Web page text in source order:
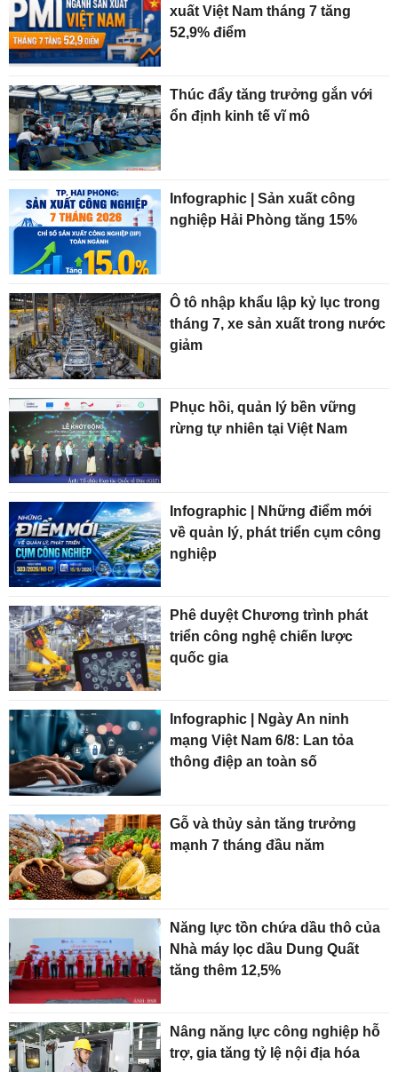
xuất Việt Nam tháng 7 tăng
52,9% điểm
Thúc đẩy tăng trưởng gắn với
ổn định kinh tế vĩ mô
Infographic | Sản xuất công
nghiệp Hải Phòng tăng 15%
Ô tô nhập khẩu lập kỷ lục trong
tháng 7, xe sản xuất trong nước
giảm
Phục hồi, quản lý bền vững
rừng tự nhiên tại Việt Nam
Infographic | Những điểm mới
về quản lý, phát triển cụm công
nghiệp
Phê duyệt Chương trình phát
triển công nghệ chiến lược
quốc gia
Infographic | Ngày An ninh
mạng Việt Nam 6/8: Lan tỏa
thông điệp an toàn số
Gỗ và thủy sản tăng trưởng
mạnh 7 tháng đầu năm
Năng lực tồn chứa dầu thô của
Nhà máy lọc dầu Dung Quất
tăng thêm 12,5%
Nâng năng lực công nghiệp hỗ
trợ, gia tăng tỷ lệ nội địa hóa